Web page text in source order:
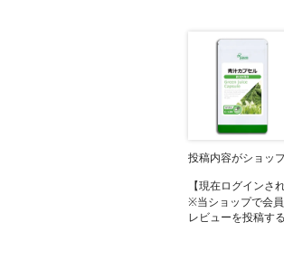
投稿内容がショッ
【現在ログインさ
※当ショップで会
レビューを投稿す